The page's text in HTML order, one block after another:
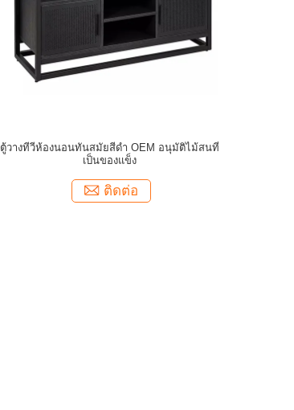
ตู้วางทีวีห้องนอนทันสมัยสีดำ OEM อนุมัติไม้สนที่
เป็นของแข็ง
ติดต่อ